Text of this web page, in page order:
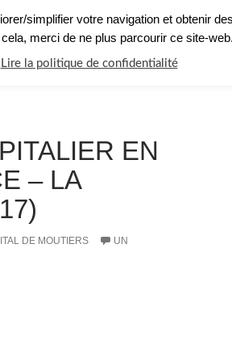
? PRÉSENTATION RAPIDE RECUEIL DE
EN
– LA
DE MOUTIERS
UN
simplifier votre navigation et obtenir
merci de ne plus parcourir ce site-web.
Lire la politique de confidentialité